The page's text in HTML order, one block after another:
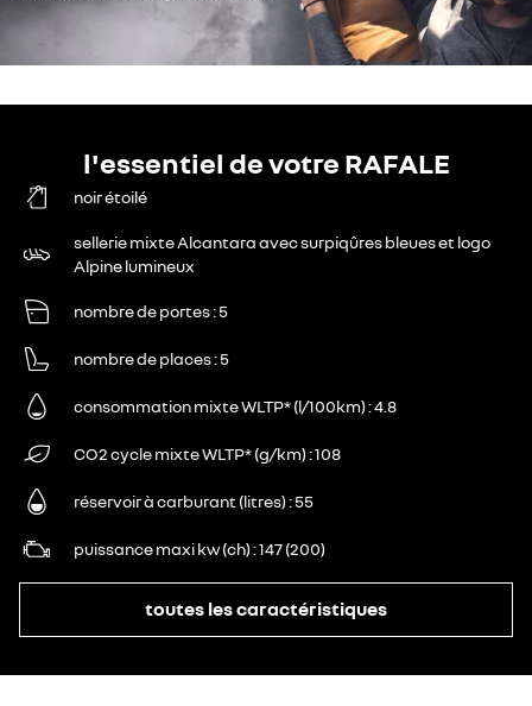
l'essentiel de votre RAFALE
noir étoilé
sellerie mixte Alcantara avec surpiqûres bleues et logo
Alpine lumineux
nombre de portes 5
nombre de places 5
consommation mixte WLTP* (l/100km) 4.8
CO2 cycle mixte WLTP* (g/km) 108
réservoir à carburant (litres) 55
puissance maxi kw (ch) 147 (200)
toutes les caractéristiques